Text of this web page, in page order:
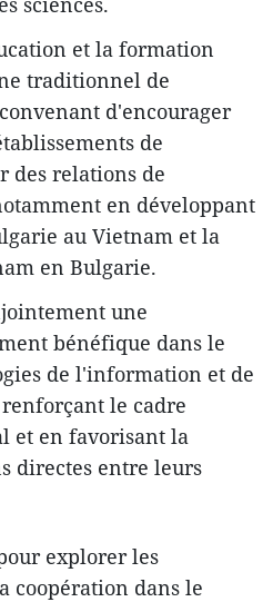
et la formation
traditionnel de
d'encourager
de
des relations de
en développant
au Vietnam et la
en Bulgarie.
une
bénéfique dans le
de l'information et de
le cadre
et en favorisant la
directes entre leurs
explorer les
coopération dans le